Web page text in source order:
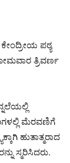
ಪಠ್ಯ
ತ್ರಿವರ್ಣ
ಮೆರವಣಿಗೆ
ಹುತಾತ್ಮರಾದ
ಸ್ಮರಿಸಿದರು.